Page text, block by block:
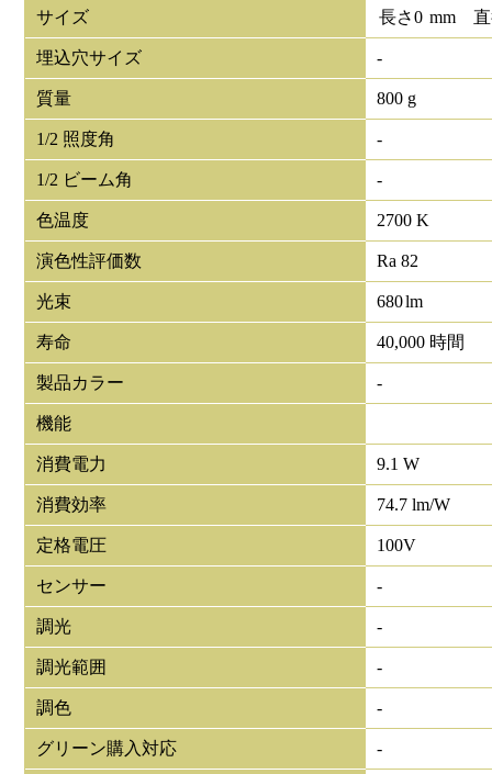
サイズ 長さ0 mm
埋込穴サイズ -
質量 800 g
1/2 照度角 -
1/2 ビーム角 -
色温度 2700 K
演色性評価数 Ra 82
光束 680lm
寿命 40,000 時間
製品カラー -
機能
消費電力 9.1 W
消費効率 74.7 lm/W
定格電圧 100V
センサー -
調光 -
調光範囲 -
調色 -
グリーン購入対応 -